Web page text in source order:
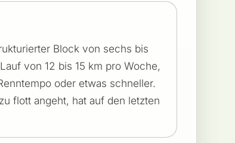
Block von sechs bis
von 12 bis 15 km pro Woche,
oder etwas schneller.
flott angeht, hat auf den letzten